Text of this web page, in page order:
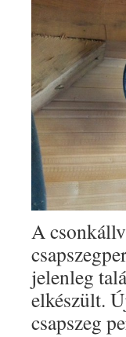
A
jelenleg
elkészült.
csapszeg